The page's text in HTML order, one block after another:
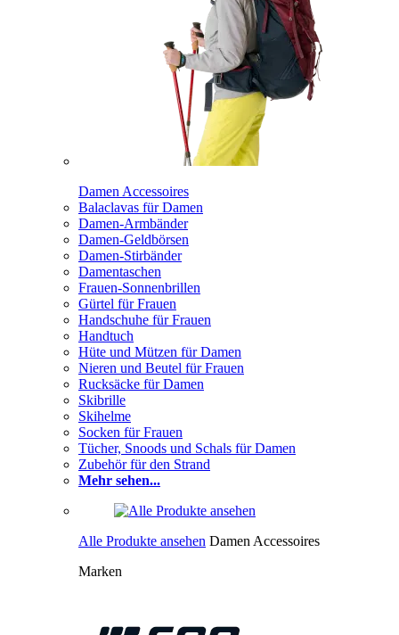
Damen Accessoires
Balaclavas für Damen
Damen-Armbänder
Damen-Geldbörsen
Damen-Stirbänder
Damentaschen
Frauen-Sonnenbrillen
Gürtel für Frauen
Handschuhe für Frauen
Handtuch
Hüte und Mützen für Damen
Nieren und Beutel für Frauen
Rucksäcke für Damen
Skibrille
Skihelme
Socken für Frauen
Tücher, Snoods und Schals für Damen
Zubehör für den Strand
Mehr sehen...
Alle Produkte ansehen Damen Accessoires
Marken